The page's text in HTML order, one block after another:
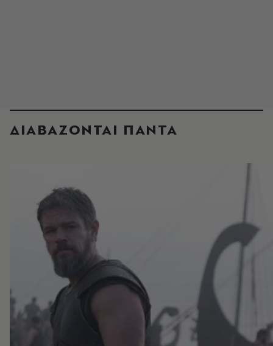
ΔΙΑΒΑΖΟΝΤΑΙ ΠΑΝΤΑ